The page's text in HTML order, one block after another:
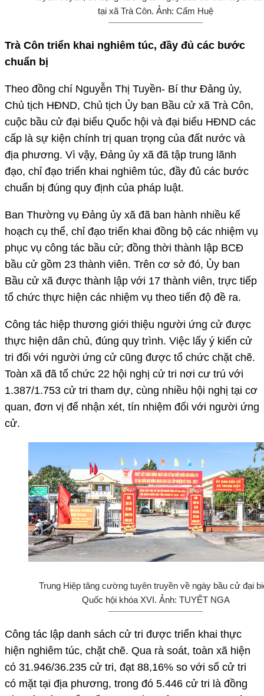
tại xã Trà Côn. Ảnh: Cẩm Huệ
Trà Côn triển khai nghiêm túc, đầy đủ các bước
chuẩn bị
Theo đồng chí Nguyễn Thị Tuyền- Bí thư Đảng ủy,
Chủ tịch HĐND, Chủ tịch Ủy ban Bầu cử xã Trà Côn,
cuộc bầu cử đại biểu Quốc hội và đại biểu HĐND các
cấp là sự kiện chính trị quan trọng của đất nước và
địa phương. Vì vậy, Đảng ủy xã đã tập trung lãnh
đạo, chỉ đạo triển khai nghiêm túc, đầy đủ các bước
chuẩn bị đúng quy định của pháp luật.
Ban Thường vụ Đảng ủy xã đã ban hành nhiều kế
hoạch cụ thể, chỉ đạo triển khai đồng bộ các nhiệm vụ
phục vụ công tác bầu cử; đồng thời thành lập BCĐ
bầu cử gồm 23 thành viên. Trên cơ sở đó, Ủy ban
Bầu cử xã được thành lập với 17 thành viên, trực tiếp
tổ chức thực hiện các nhiệm vụ theo tiến độ đề ra.
Công tác hiệp thương giới thiệu người ứng cử được
thực hiện dân chủ, đúng quy trình. Việc lấy ý kiến cử
tri đối với người ứng cử cũng được tổ chức chặt chẽ.
Toàn xã đã tổ chức 22 hội nghị cử tri nơi cư trú với
1.387/1.753 cử tri tham dự, cùng nhiều hội nghị tại cơ
quan, đơn vị để nhận xét, tín nhiệm đối với người ứng
cử.
Trung Hiệp tăng cường tuyên truyền về ngày bầu cử đại
Quốc hội khóa XVI. Ảnh: TUYẾT NGA
Công tác lập danh sách cử tri được triển khai thực
hiện nghiêm túc, chặt chẽ. Qua rà soát, toàn xã hiện
có 31.946/36.235 cử tri, đạt 88,16% so với số cử tri
có mặt tại địa phương, trong đó 5.446 cử tri là đồng